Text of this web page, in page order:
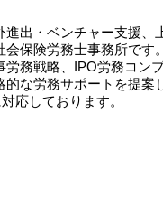
出・ベンチャー支援、
保険労務士事務所です
労務戦略、IPO労務コン
な労務サポートを提案
応しております。